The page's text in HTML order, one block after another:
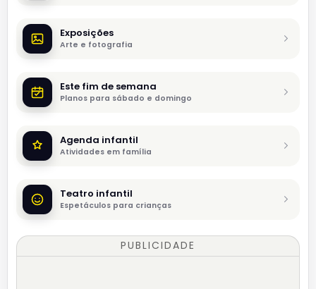
Exposições
Arte e fotografia
Este fim de semana
Planos para sábado e domingo
Agenda infantil
Atividades em família
Teatro infantil
Espetáculos para crianças
PUBLICIDADE